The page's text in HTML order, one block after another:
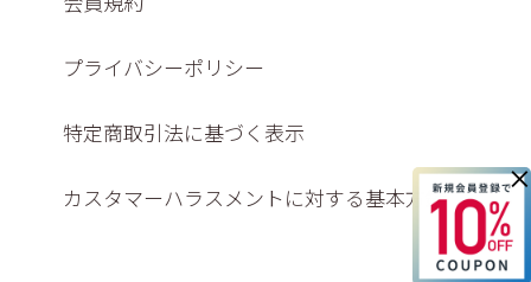
×
プライバシーポリシー
特定商取引法に基づく表示
カスタマーハラスメントに対する基本方針